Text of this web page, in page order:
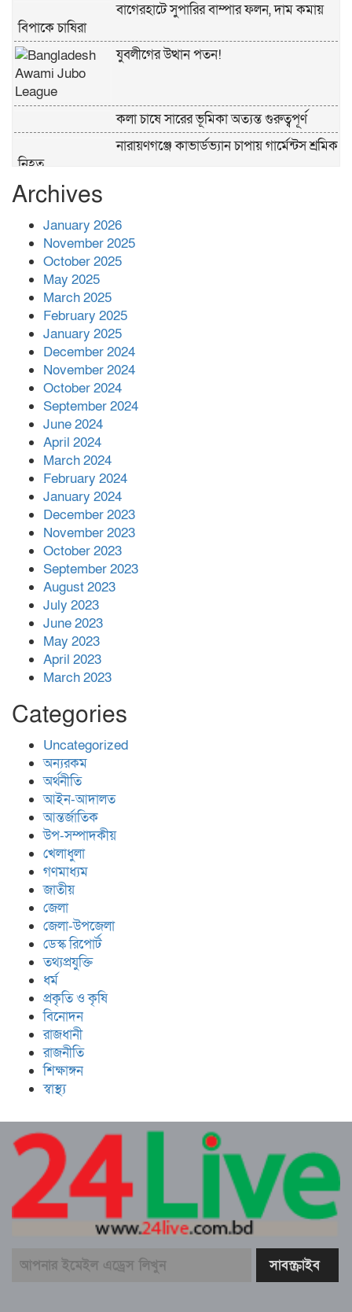
বাগেরহাটে সুপারির বাম্পার ফলন, দাম কমায়
বিপাকে চাষিরা
যুবলীগের উত্থান পতন!
কলা চাষে সারের ভূমিকা অত্যন্ত গুরুত্বপূর্ণ
নারায়ণগঞ্জে কাভার্ডভ্যান চাপায় গার্মেন্টস শ্রমিক
নিহত
প্রশাসনের কর্তৃত্ব না থাকায় ধর্ষণ বেড়ে যাচ্ছে :
বনানীতে গাড়িচাপায় পোশাকশ্রমিক নিহত,
সড়ক অবরোধ
শহীদের রক্তের সঙ্গে বেইমানি হয় এমন কাজ
কেউ যেন না করি -জামায়াত আমির
Archives
January 2026
November 2025
October 2025
May 2025
March 2025
February 2025
January 2025
December 2024
November 2024
October 2024
September 2024
June 2024
April 2024
March 2024
February 2024
January 2024
December 2023
November 2023
October 2023
September 2023
August 2023
July 2023
June 2023
May 2023
April 2023
March 2023
Categories
Uncategorized
অন্যরকম
অর্থনীতি
আইন-আদালত
আন্তর্জাতিক
উপ-সম্পাদকীয়
খেলাধুলা
গণমাধ্যম
জাতীয়
জেলা
জেলা-উপজেলা
ডেস্ক রিপোর্ট
তথ্যপ্রযুক্তি
ধর্ম
প্রকৃতি ও কৃষি
বিনোদন
রাজধানী
রাজনীতি
শিক্ষাঙ্গন
স্বাস্থ্য